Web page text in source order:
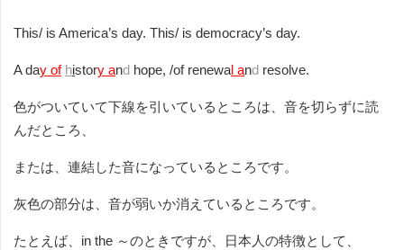
This/ is America’s day. This/ is democracy’s day.
A day of history and hope, /of renewal and resolve.
色がついていて下線を引いているところは、音を切らずに読
んだところ、
または、連結した音になっているところです。
灰色の部分は、音が弱いか消えているところです。
たとえば、in the ～のときですが、日本人の特徴として、